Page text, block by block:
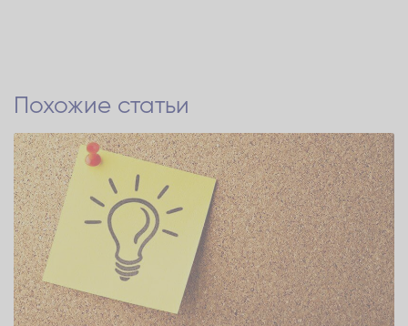
Похожие статьи